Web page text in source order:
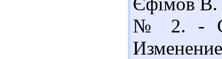
№ 2. - С.